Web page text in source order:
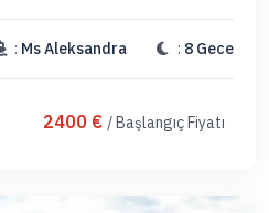
: Ms Aleksandra : 8 Gece
2400 € / Başlangıç Fiyatı